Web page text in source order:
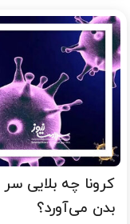
کرونا چه بلایی
بدن می‌آورد؟